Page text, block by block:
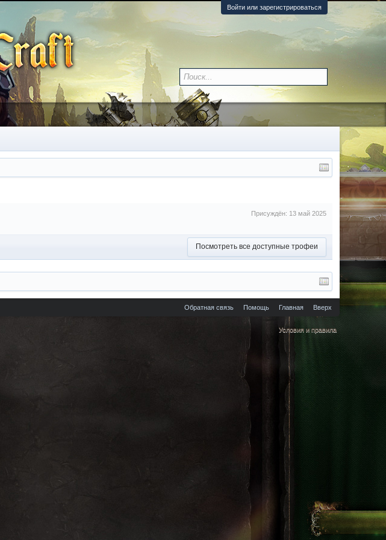
Войти или зарегистрироваться
Присуждён: 13 май 2025
Посмотреть все доступные трофеи
Обратная связь Помощь Главная Вверх
Условия и правила